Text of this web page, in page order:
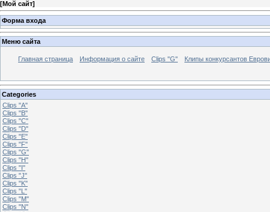
[Мой сайт]
Форма входа
Меню сайта
Главная страница Информация о сайте Clips "G" Клипы конкурсантов
Categories
Clips "A"
Clips "B"
Clips "C"
Clips "D"
Clips "E"
Clips "F"
Clips "G"
Clips "H"
Clips "I"
Clips "J"
Clips "K"
Clips "L"
Clips "M"
Clips "N"